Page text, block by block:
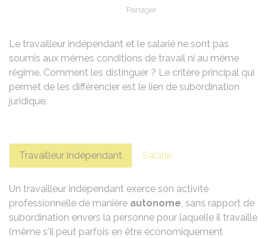
Partager
Le travailleur indépendant et le salarié ne sont pas
soumis aux mêmes conditions de travail ni au même
régime. Comment les distinguer ? Le critère principal qui
permet de les différencier est le lien de subordination
juridique.
Travailleur indépendant Salarié
Un travailleur indépendant exerce son activité
professionnelle de manière autonome, sans rapport de
subordination envers la personne pour laquelle il travaille
(même s'il peut parfois en être économiquement